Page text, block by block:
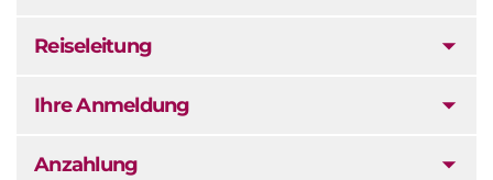
Reiseleitung
Ihre Anmeldung
Anzahlung